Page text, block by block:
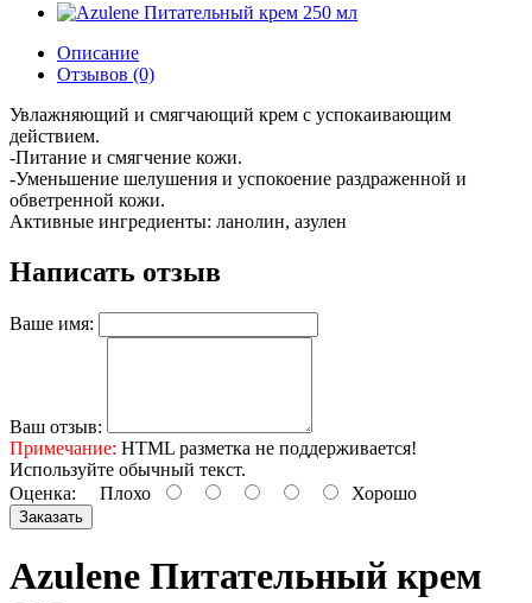
Описание
Отзывов (0)
Увлажняющий и смягчающий крем с успокаивающим
действием.
-Питание и смягчение кожи.
-Уменьшение шелушения и успокоение раздраженной и
обветренной кожи.
Активные ингредиенты: ланолин, азулен
Написать отзыв
Ваше имя:
Ваш отзыв:
Примечание: HTML разметка не поддерживается!
Используйте обычный текст.
Оценка: Плохо Хорошо
Заказать
Azulene Питательный крем